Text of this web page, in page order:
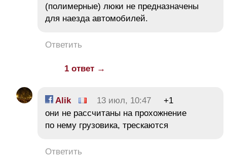
(полимерные) люки не предназначены
для наезда автомобилей.
Ответить
1 ответ →
Alik 13 июл, 10:47
+1
они не рассчитаны на прохожнение
по нему грузовика, трескаются
Ответить